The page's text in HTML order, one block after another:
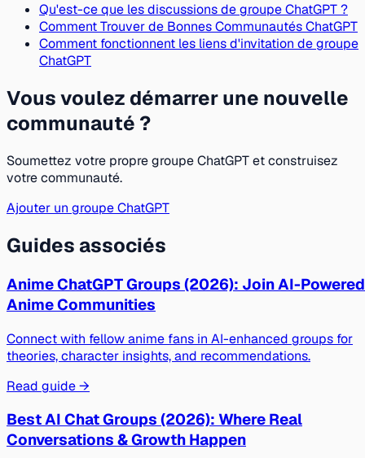
Qu'est-ce que les discussions de groupe ChatGPT ?
Comment Trouver de Bonnes Communautés ChatGPT
Comment fonctionnent les liens d'invitation de groupe
ChatGPT
Vous voulez démarrer une nouvelle
communauté ?
Soumettez votre propre groupe ChatGPT et construisez
votre communauté.
Ajouter un groupe ChatGPT
Guides associés
Anime ChatGPT Groups (2026): Join AI-Powered
Anime Communities
Connect with fellow anime fans in AI-enhanced groups for
theories, character insights, and recommendations.
Read guide →
Best AI Chat Groups (2026): Where Real
Conversations & Growth Happen